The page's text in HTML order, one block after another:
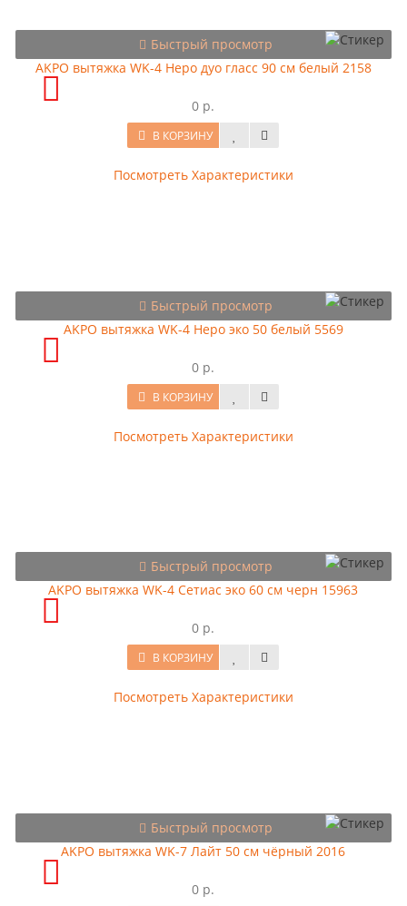
Быстрый просмотр
AKPO вытяжка WK-4 Hepo дуо гласс 90 см белый 2158
0 р.
В КОРЗИНУ
Посмотреть Характеристики
Быстрый просмотр
AKPO вытяжка WK-4 Hepo эко 50 белый 5569
0 р.
В КОРЗИНУ
Посмотреть Характеристики
Быстрый просмотр
AKPO вытяжка WK-4 Сетиас эко 60 см черн 15963
0 р.
В КОРЗИНУ
Посмотреть Характеристики
Быстрый просмотр
AKPO вытяжка WK-7 Лайт 50 см чёрный 2016
0 р.